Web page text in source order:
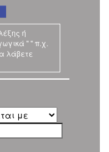
ή
" " π.χ.
λάβετε